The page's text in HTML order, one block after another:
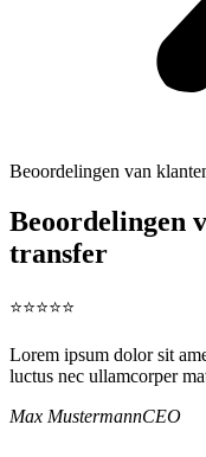
Beoordelingen van
Beoordelingen
transfer
⭐⭐⭐⭐⭐
Lorem ipsum dolor sit
luctus nec ullamcorper
Max MustermannCEO